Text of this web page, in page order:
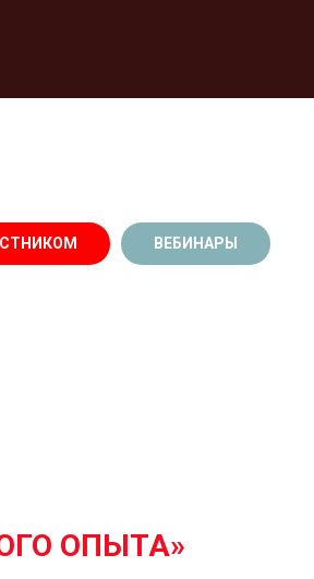
ВЕБИНАРЫ
ОПЫТА»